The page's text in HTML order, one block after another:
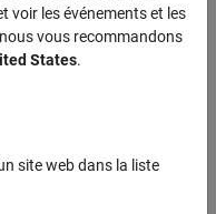
information?
voir les événements et les
vous recommandons
States.
site web dans la liste